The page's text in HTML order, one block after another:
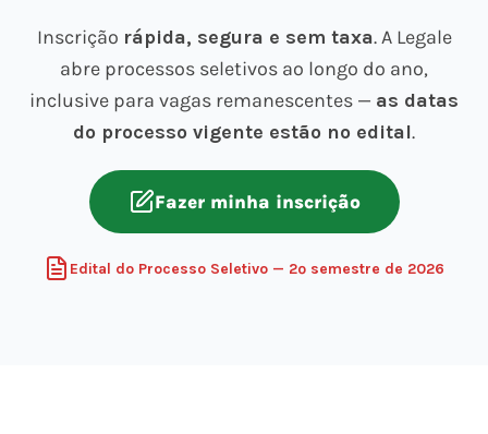
Inscrição rápida, segura e sem taxa. A Legale
abre processos seletivos ao longo do ano,
inclusive para vagas remanescentes — as datas
do processo vigente estão no edital.
Fazer minha inscrição
Edital do Processo Seletivo — 2º semestre de 2026